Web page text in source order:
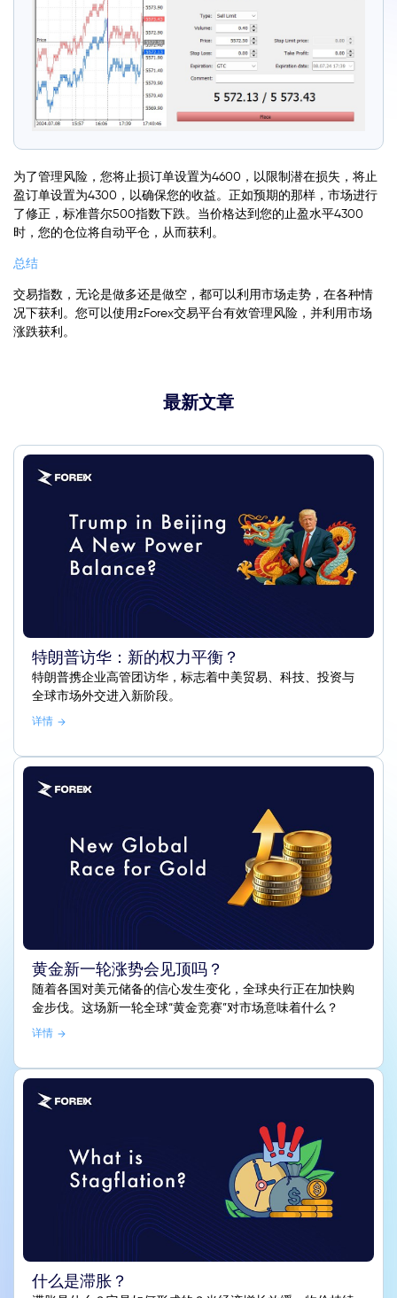
为了管理风险，您将止损订单设置为4600，以限制潜在损失，将止
盈订单设置为4300，以确保您的收益。正如预期的那样，市场进行
了修正，标准普尔500指数下跌。当价格达到您的止盈水平4300
时，您的仓位将自动平仓，从而获利。
总结
交易指数，无论是做多还是做空，都可以利用市场走势，在各种情
况下获利。您可以使用zForex交易平台有效管理风险，并利用市场
涨跌获利。
最新文章
特朗普访华：新的权力平衡？
特朗普携企业高管团访华，标志着中美贸易、科技、投资与
全球市场外交进入新阶段。
详情
黄金新一轮涨势会见顶吗？
随着各国对美元储备的信心发生变化，全球央行正在加快购
金步伐。这场新一轮全球“黄金竞赛”对市场意味着什么？
详情
什么是滞胀？